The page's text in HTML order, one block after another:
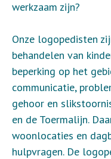
werkzaam zijn?
Onze logopedisten
behandelen van
beperking op het
communicatie,
gehoor en
en de Toermalijn.
woonlocaties en
hulpvragen. De